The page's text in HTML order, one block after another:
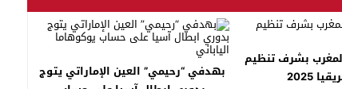
بشرف تنظيم
2025
بهدفي “رحيمي” العين الإماراتي يتوج